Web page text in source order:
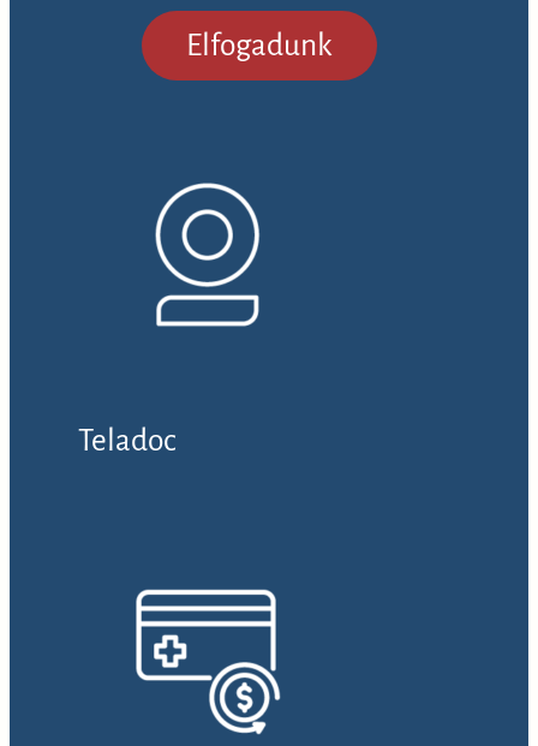
Elfogadunk
Teladoc